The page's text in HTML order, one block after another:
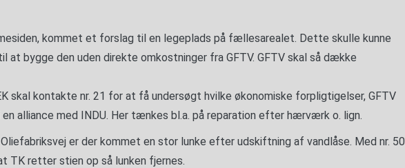
kommet et forslag til en legeplads på fællesarealet. Dette skulle kunne
at bygge den uden direkte omkostninger fra GFTV. GFTV skal så dække
skal kontakte nr. 21 for at få undersøgt hvilke økonomiske forpligtigelser, GFTV
alliance med INDU. Her tænkes bl.a. på reparation efter hærværk o. lign.
er der kommet en stor lunke efter udskiftning af vandlåse. Med nr. 50
TK retter stien op så lunken fjernes.